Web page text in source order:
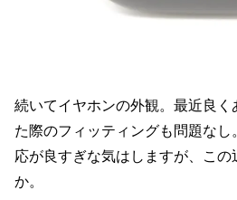
続いてイヤホンの外観。最近良く
た際のフィッティングも問題なし
応が良すぎな気はしますが、この
か。